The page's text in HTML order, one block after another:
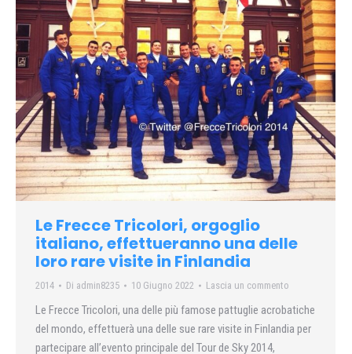
Le Frecce Tricolori, orgoglio
italiano, effettueranno una delle
loro rare visite in Finlandia
2014 Di admin8235 10 Giugno 2022 Lascia un commento
Le Frecce Tricolori, una delle più famose pattuglie acrobatiche
del mondo, effettuerà una delle sue rare visite in Finlandia per
partecipare all’evento principale del Tour de Sky 2014,